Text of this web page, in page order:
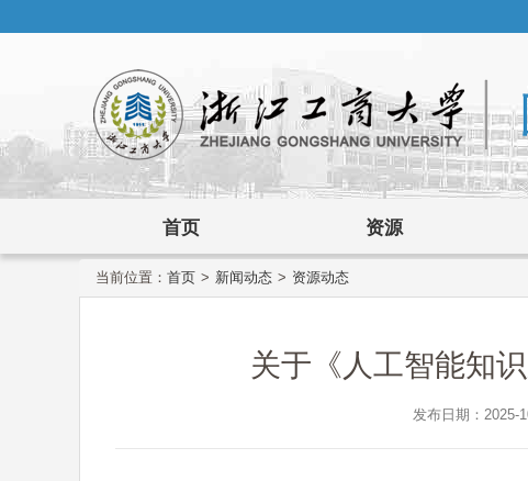
首页 资源
当前位置： 首页 > 新闻动态 > 资源动态
关于《人工智能知
发布日期：2025-